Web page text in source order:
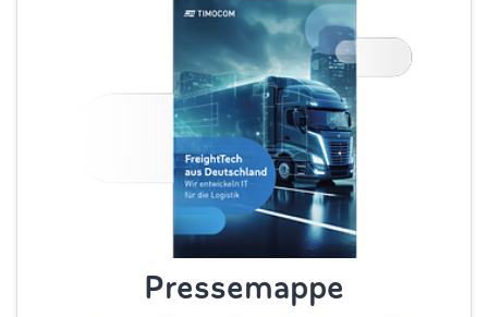
Pressemappe